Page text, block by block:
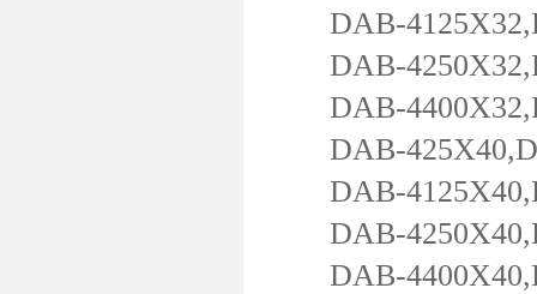
DAB-
DAB-
DAB-
DAB-
DAB-
DAB-
DAB-